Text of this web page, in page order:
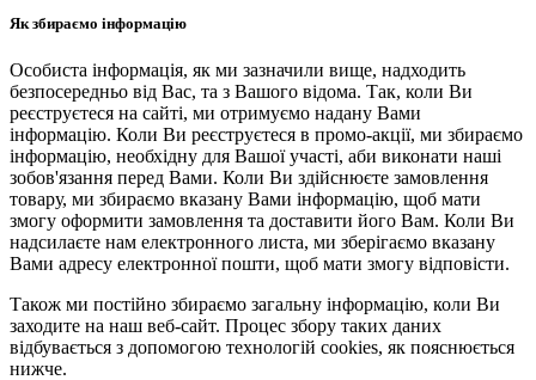
Як збираємо інформацію
Особиста інформація, як ми зазначили вище, надходить
безпосередньо від Вас, та з Вашого відома. Так, коли Ви
реєструєтеся на сайті, ми отримуємо надану Вами
інформацію. Коли Ви реєструєтеся в промо-акції, ми збираємо
інформацію, необхідну для Вашої участі, аби виконати наші
зобов'язання перед Вами. Коли Ви здійснюєте замовлення
товару, ми збираємо вказану Вами інформацію, щоб мати
змогу оформити замовлення та доставити його Вам. Коли Ви
надсилаєте нам електронного листа, ми зберігаємо вказану
Вами адресу електронної пошти, щоб мати змогу відповісти.
Також ми постійно збираємо загальну інформацію, коли Ви
заходите на наш веб-сайт. Процес збору таких даних
відбувається з допомогою технологій cookies, як пояснюється
нижче.